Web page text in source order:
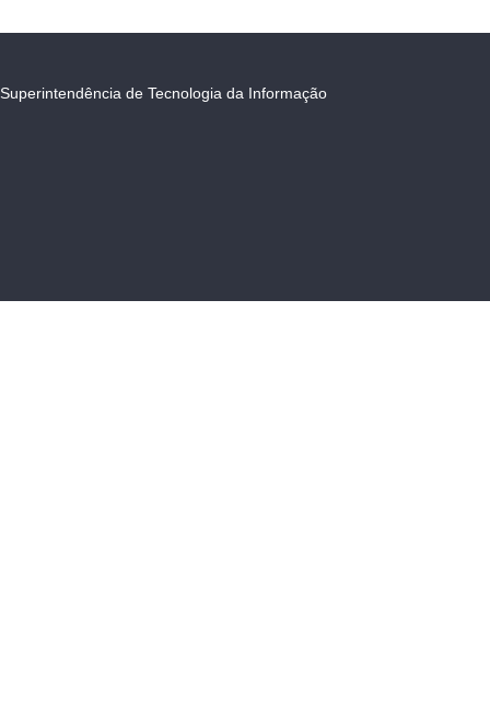
Superintendência de Tecnologia da Informação